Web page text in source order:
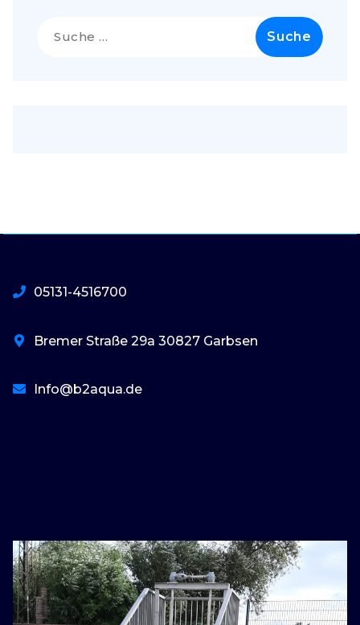
nach:
05131-4516700
Bremer Straße 29a 30827 Garbsen
Info@b2aqua.de